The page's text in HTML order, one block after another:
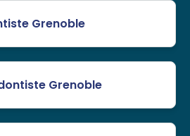
Grenoble
Grenoble